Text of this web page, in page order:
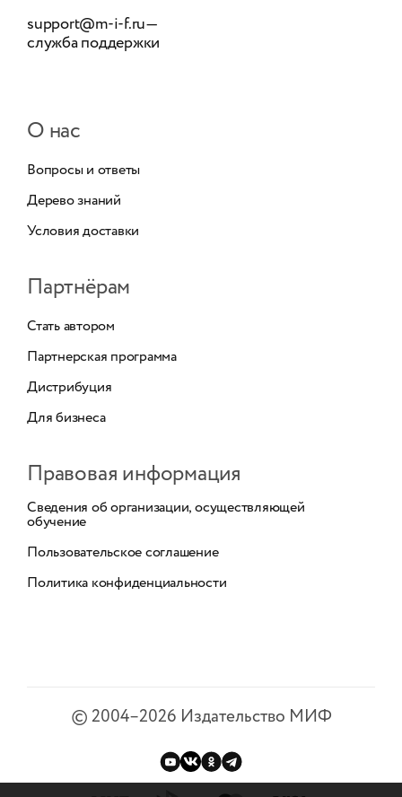
support@m-i-f.ru—
служба поддержки
О нас
Вопросы и ответы
Дерево знаний
Условия доставки
Партнёрам
Стать автором
Партнерская программа
Дистрибуция
Для бизнеса
Правовая информация
Сведения об организации, осуществляющей
обучение
Пользовательское соглашение
Политика конфиденциальности
©2004–2026 Издательство МИФ